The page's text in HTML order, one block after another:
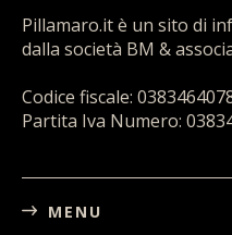
Pillamaro.it è un sito di
dalla società BM &
Codice fiscale:
Partita Iva Numero:
MENU